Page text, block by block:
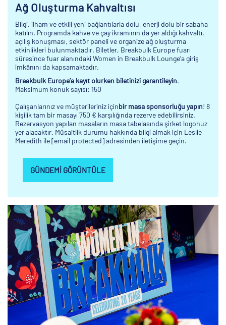
Ağ Oluşturma Kahvaltısı
Bilgi, ilham ve etkili yeni bağlantılarla dolu, enerji dolu bir sabaha
katılın. Programda kahve ve çay ikramının da yer aldığı kahvaltı,
açılış konuşması, sektör paneli ve organize ağ oluşturma
etkinlikleri bulunmaktadır. Biletler, Breakbulk Europe fuarı
süresince fuar alanındaki Women in Breakbulk Lounge’a giriş
imkânını da kapsamaktadır.
Breakbulk Europe’a kayıt olurken biletinizi garantileyin.
Maksimum konuk sayısı: 150
Çalışanlarınız ve müşterileriniz içinbir masa sponsorluğu yapın! 8
kişilik tam bir masayı 750 € karşılığında rezerve edebilirsiniz.
Rezervasyon yapılan masaların masa tabelasında şirket logonuz
yer alacaktır. Müsaitlik durumu hakkında bilgi almak için Leslie
Meredith ile[email protected]adresinden iletişime geçin.
GÜNDEMI GÖRÜNTÜLE